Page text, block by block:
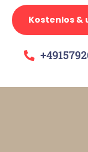
Kostenlos